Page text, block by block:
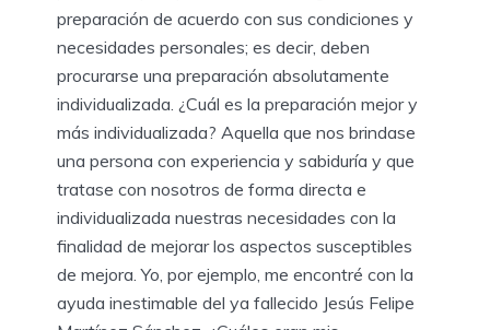
preparación de acuerdo con sus condiciones y
necesidades personales; es decir, deben
procurarse una preparación absolutamente
individualizada. ¿Cuál es la preparación mejor y
más individualizada? Aquella que nos brindase
una persona con experiencia y sabiduría y que
tratase con nosotros de forma directa e
individualizada nuestras necesidades con la
finalidad de mejorar los aspectos susceptibles
de mejora. Yo, por ejemplo, me encontré con la
ayuda inestimable del ya fallecido Jesús Felipe